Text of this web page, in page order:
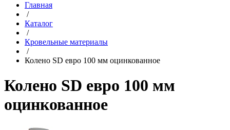
Главная
/
Каталог
/
Кровельные материалы
/
Колено SD евро 100 мм оцинкованное
Колено SD евро 100 мм
оцинкованное